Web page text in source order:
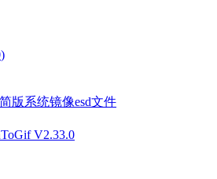
)
版系统镜像esd文件
V2.33.0